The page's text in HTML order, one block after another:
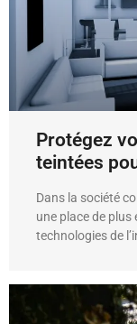
Protégez
teintées
Dans la société
une place de plus
technologies de